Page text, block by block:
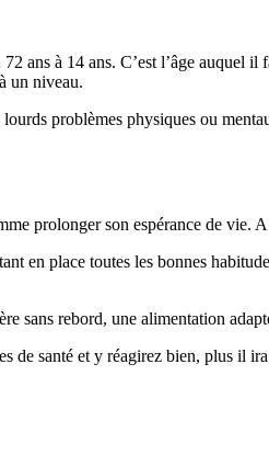
ans à 14 ans. C’est l’âge auquel
un niveau.
problèmes physiques ou
prolonger son espérance de vie.
en place toutes les bonnes
sans rebord, une alimentation
de santé et y réagirez bien, plus il